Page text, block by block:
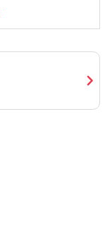
chevron_right